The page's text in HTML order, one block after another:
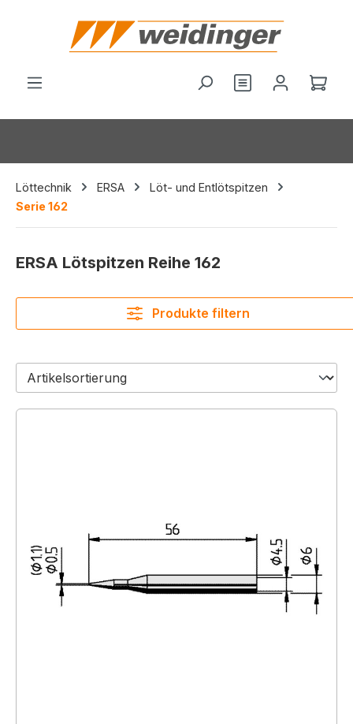
springen
Du hast 0
Löttechnik ERSA
Löt- und Entlötspitzen
Serie 162
ERSA Lötspitzen Reihe 162
Produkte filtern